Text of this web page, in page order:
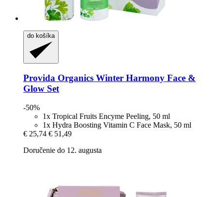
do košíka
Provida Organics Winter Harmony Face &
Glow Set
-50%
1x Tropical Fruits Encyme Peeling, 50 ml
1x Hydra Boosting Vitamin C Face Mask, 50 ml
€ 25,74 € 51,49
Doručenie do 12. augusta